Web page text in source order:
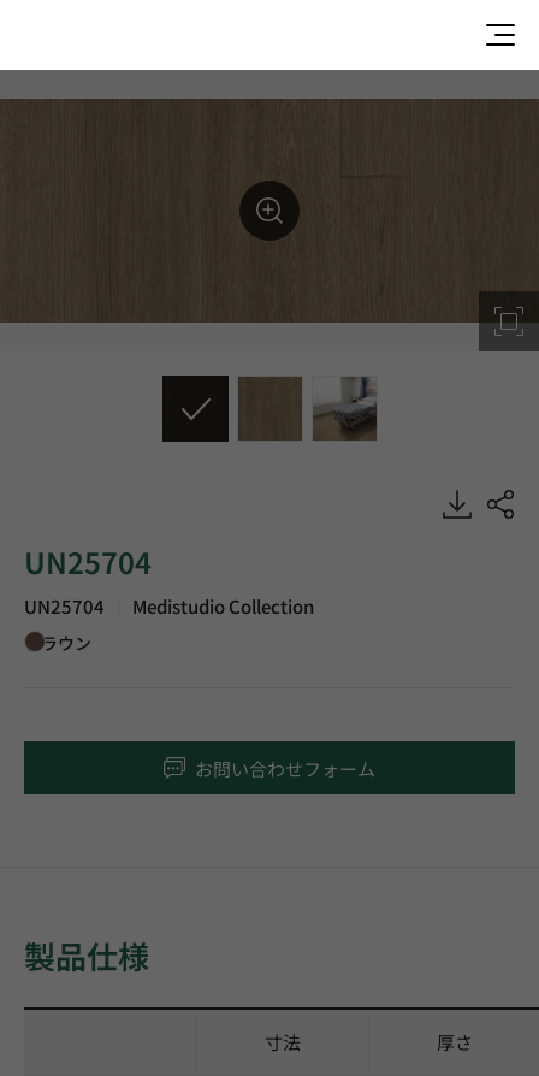
UN25704, Medistudio, Heterogeneous Sheet, HFLOR
UN25704
UN25704 Medistudio Collection
ブラウン
お問い合わせフォーム
製品仕様
寸法 厚さ